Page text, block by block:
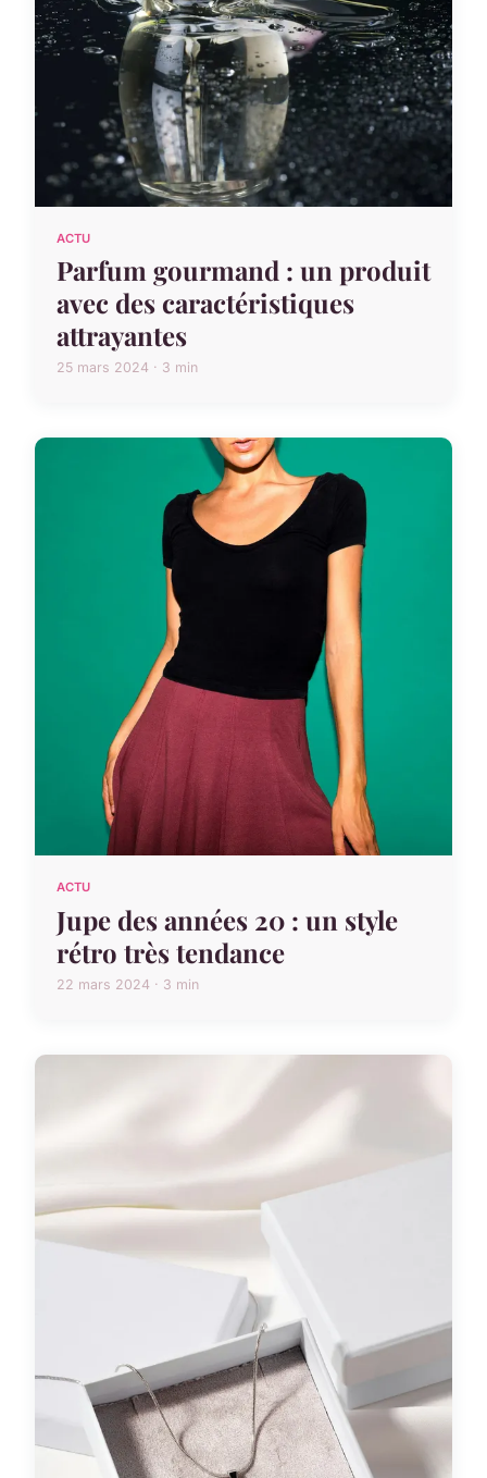
ACTU
Parfum gourmand : un produit
avec des caractéristiques
attrayantes
25 mars 2024 · 3 min
ACTU
Jupe des années 20 : un style
rétro très tendance
22 mars 2024 · 3 min